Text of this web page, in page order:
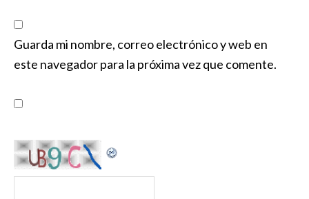
Guarda mi nombre, correo electrónico y web en
este navegador para la próxima vez que comente.